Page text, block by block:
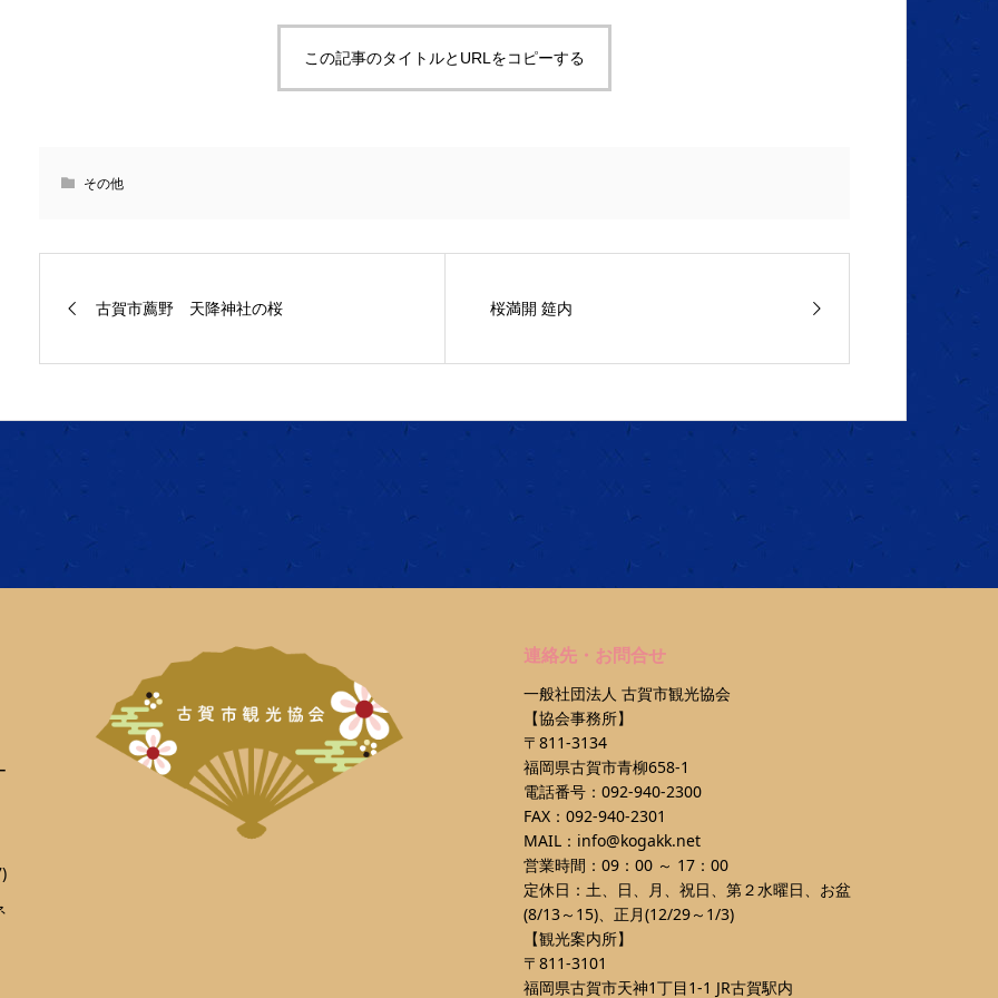
この記事のタイトルとURLをコピーする
その他
古賀市薦野 天降神社の桜 桜満開 筵内
連絡先・お問合せ
一般社団法人 古賀市観光協会
【協会事務所】
〒811-3134
福岡県古賀市青柳658-1
電話番号：092-940-2300
FAX：092-940-2301
MAIL：info@kogakk.net
営業時間：09：00 ～ 17：00
定休日：土、日、月、祝日、第２水曜日、お盆
(8/13～15)、正月(12/29～1/3)
【観光案内所】
〒811-3101
福岡県古賀市天神1丁目1-1 JR古賀駅内